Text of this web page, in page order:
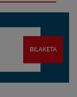
BILAKETA